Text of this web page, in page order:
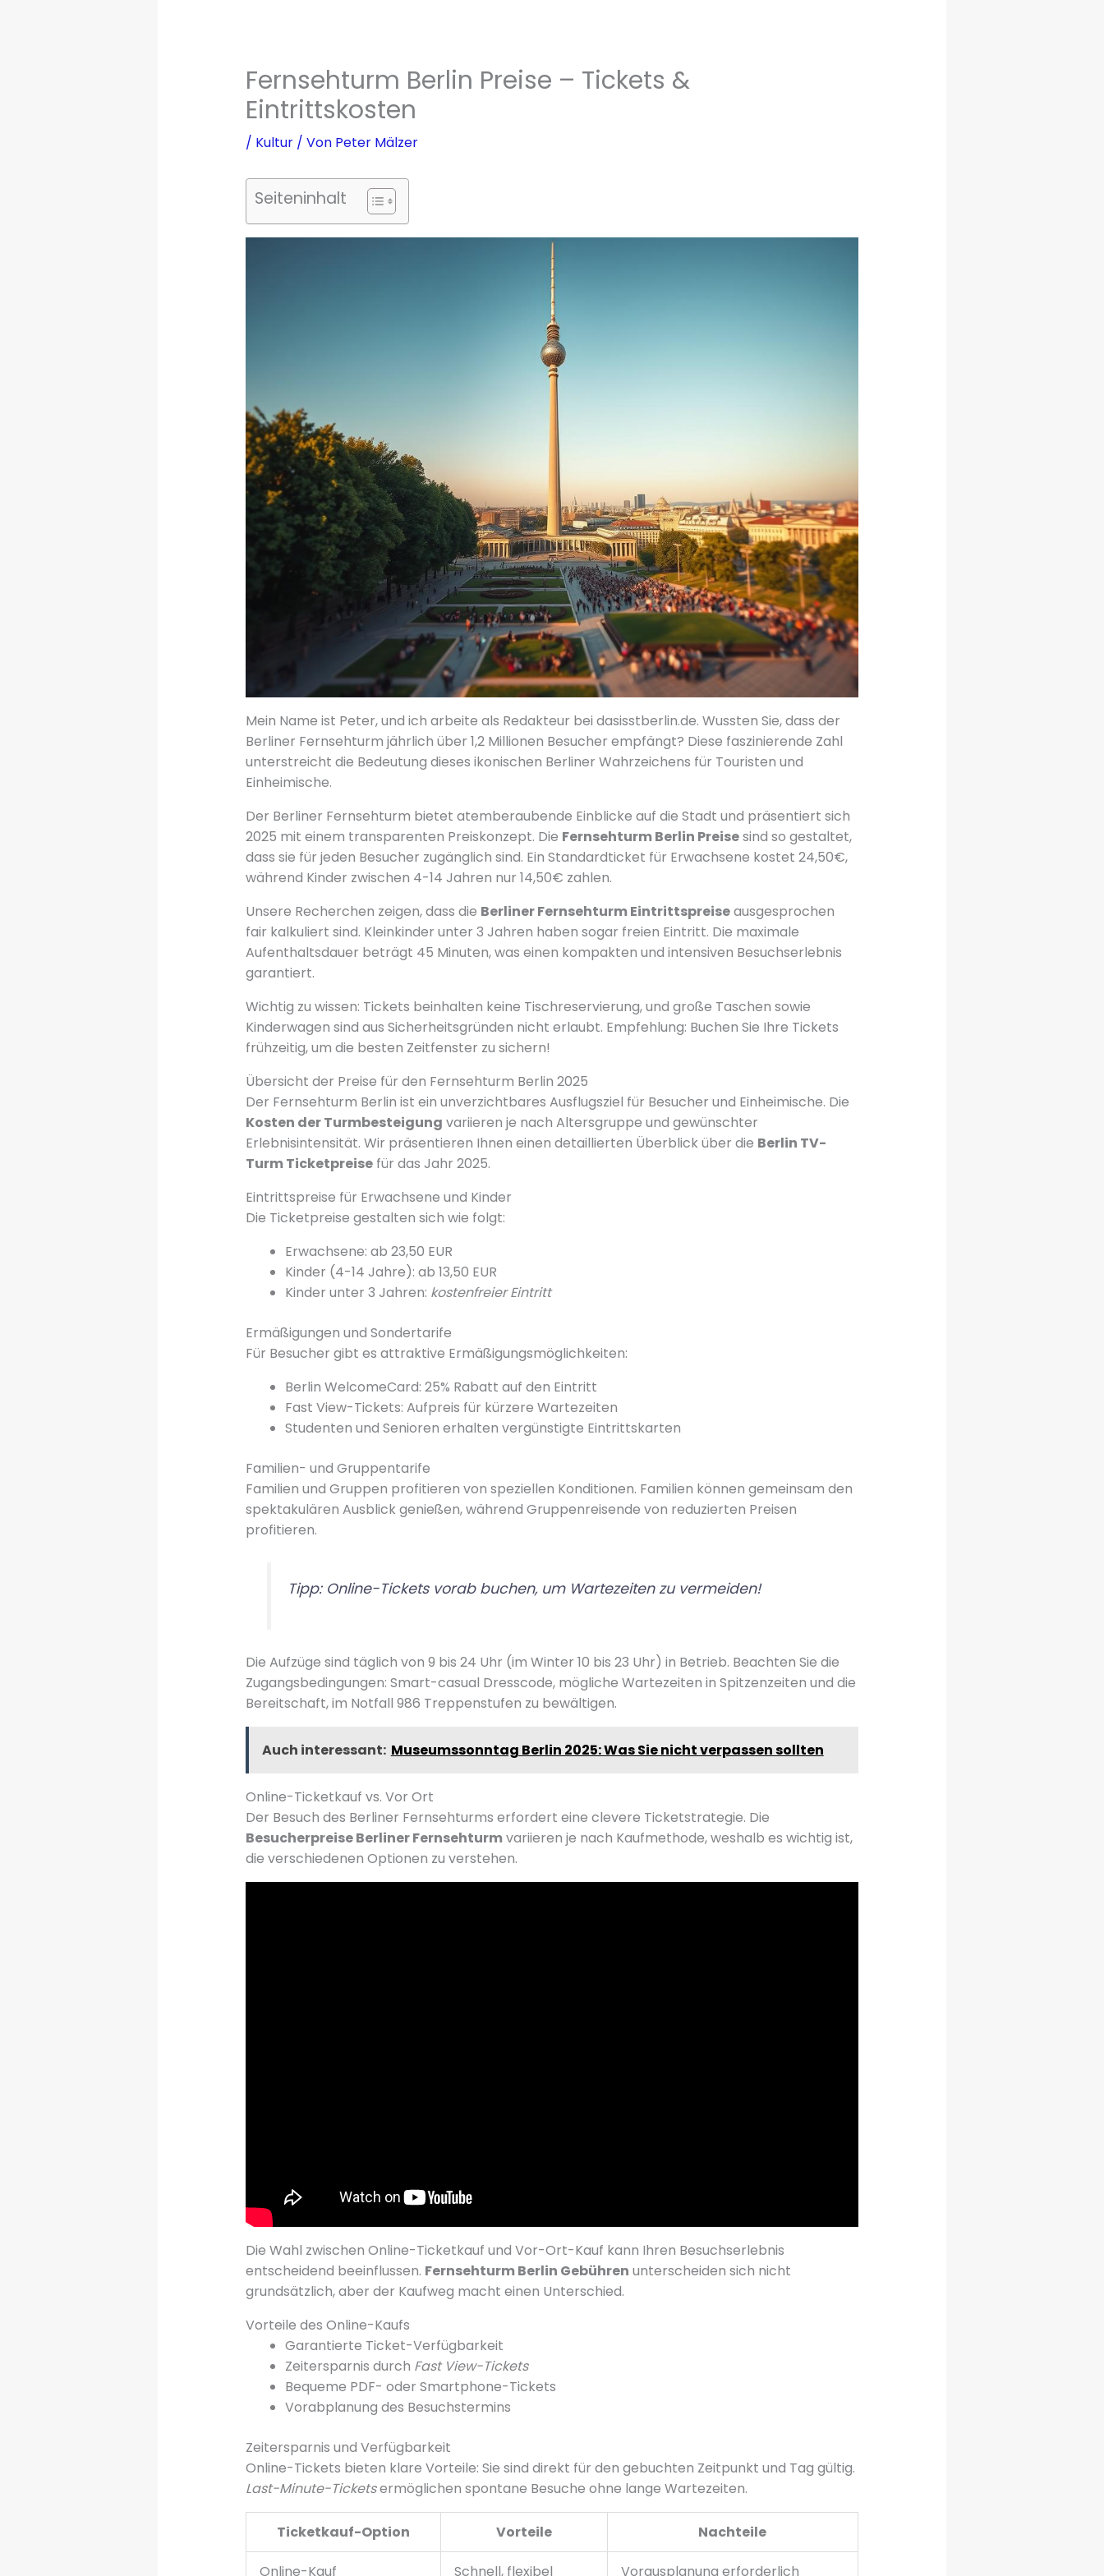
Fernsehturm Berlin Preise – Tickets &
Eintrittskosten
/ Kultur/ Von Peter Mälzer
Seiteninhalt
Mein Name ist Peter, und ich arbeite als Redakteur bei dasisstberlin.de. Wussten Sie, dass der
Berliner Fernsehturm jährlich über 1,2 Millionen Besucher empfängt? Diese faszinierende Zahl
unterstreicht die Bedeutung dieses ikonischen Berliner Wahrzeichens für Touristen und
Einheimische.
Der Berliner Fernsehturm bietet atemberaubende Einblicke auf die Stadt und präsentiert sich
2025 mit einem transparenten Preiskonzept. Die Fernsehturm Berlin Preisesind so gestaltet,
dass sie für jeden Besucher zugänglich sind. Ein Standardticket für Erwachsene kostet 24,50€,
während Kinder zwischen 4-14 Jahren nur 14,50€ zahlen.
Unsere Recherchen zeigen, dass die Berliner Fernsehturm Eintrittspreiseausgesprochen
fair kalkuliert sind. Kleinkinder unter 3 Jahren haben sogar freien Eintritt. Die maximale
Aufenthaltsdauer beträgt 45 Minuten, was einen kompakten und intensiven Besuchserlebnis
garantiert.
Wichtig zu wissen: Tickets beinhalten keine Tischreservierung, und große Taschen sowie
Kinderwagen sind aus Sicherheitsgründen nicht erlaubt. Empfehlung: Buchen Sie Ihre Tickets
frühzeitig, um die besten Zeitfenster zu sichern!
Übersicht der Preise für den Fernsehturm Berlin 2025
Der Fernsehturm Berlin ist ein unverzichtbares Ausflugsziel für Besucher und Einheimische. Die
Kosten der Turmbesteigung variieren je nach Altersgruppe und gewünschter
Erlebnisintensität. Wir präsentieren Ihnen einen detaillierten Überblick über die Berlin TV-
Turm Ticketpreisefür das Jahr 2025.
Eintrittspreise für Erwachsene und Kinder
Die Ticketpreise gestalten sich wie folgt:
Erwachsene: ab 23,50 EUR
Kinder (4-14 Jahre): ab 13,50 EUR
Kinder unter 3 Jahren: kostenfreier Eintritt
Ermäßigungen und Sondertarife
Für Besucher gibt es attraktive Ermäßigungsmöglichkeiten:
Berlin WelcomeCard: 25% Rabatt auf den Eintritt
Fast View-Tickets: Aufpreis für kürzere Wartezeiten
Studenten und Senioren erhalten vergünstigte Eintrittskarten
Familien- und Gruppentarife
Familien und Gruppen profitieren von speziellen Konditionen. Familien können gemeinsam den
spektakulären Ausblick genießen, während Gruppenreisende von reduzierten Preisen
profitieren.
Tipp: Online-Tickets vorab buchen, um Wartezeiten zu vermeiden!
Die Aufzüge sind täglich von 9 bis 24 Uhr (im Winter 10 bis 23 Uhr) in Betrieb. Beachten Sie die
Zugangsbedingungen: Smart-casual Dresscode, mögliche Wartezeiten in Spitzenzeiten und die
Bereitschaft, im Notfall 986 Treppenstufen zu bewältigen.
Auch interessant: Museumssonntag Berlin 2025: Was Sie nicht verpassen sollten
Online-Ticketkauf vs. Vor Ort
Der Besuch des Berliner Fernsehturms erfordert eine clevere Ticketstrategie. Die
Besucherpreise Berliner Fernsehturmvariieren je nach Kaufmethode, weshalb es wichtig ist,
die verschiedenen Optionen zu verstehen.
Die Wahl zwischen Online-Ticketkauf und Vor-Ort-Kauf kann Ihren Besuchserlebnis
entscheidend beeinflussen. Fernsehturm Berlin Gebühren unterscheiden sich nicht
grundsätzlich, aber der Kaufweg macht einen Unterschied.
Vorteile des Online-Kaufs
Garantierte Ticket-Verfügbarkeit
Zeitersparnis durch Fast View-Tickets
Bequeme PDF- oder Smartphone-Tickets
Vorabplanung des Besuchstermins
Zeitersparnis und Verfügbarkeit
Online-Tickets bieten klare Vorteile: Sie sind direkt für den gebuchten Zeitpunkt und Tag gültig.
Last-Minute-Ticketsermöglichen spontane Besuche ohne lange Wartezeiten.
Ticketkauf-Option Vorteile Nachteile
Online-Kauf Schnell, flexibel Vorausplanung erforderlich